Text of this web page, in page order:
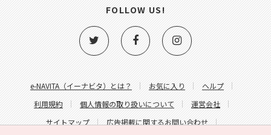
e-NAVITA（イーナビタ）とは？ お気に入り
ヘルプ
利用規約
個人情報の取り扱いについて
運営会社
サイトマップ
広告掲載に関するお問い合わせ
FOLLOW US!